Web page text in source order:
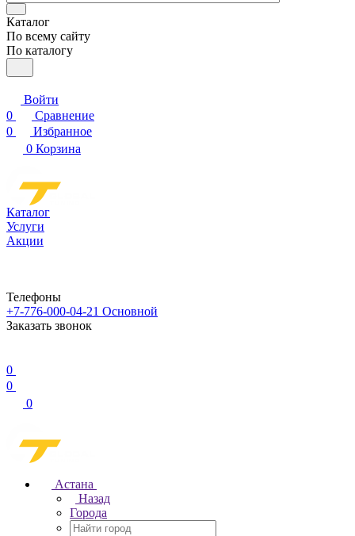
Каталог
По всему сайту
По каталогу
Войти
0
Сравнение
0
Избранное
0 Корзина
Каталог
Услуги
Акции
Телефоны
+7-776-000-04-21 Основной
Заказать звонок
0
0
0
Астана
Назад
Города